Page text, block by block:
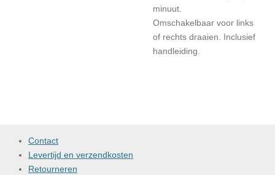
minuut.
Omschakelbaar voor links
of rechts draaien. Inclusief
handleiding.
Contact
Levertijd en verzendkosten
Retourneren